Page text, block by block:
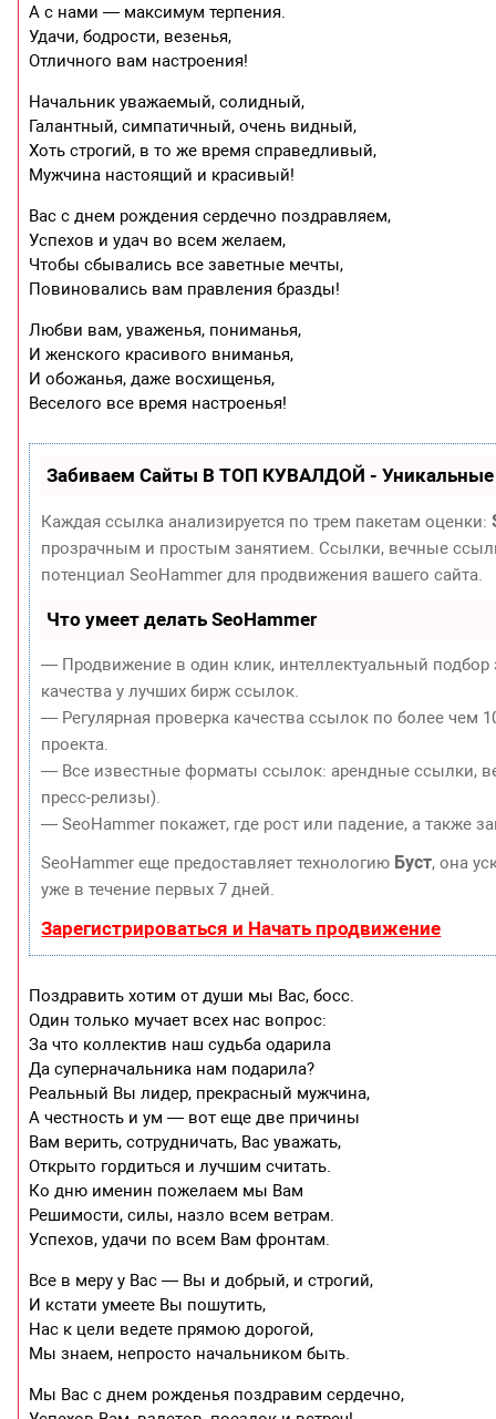
А с нами — максимум терпения.
Удачи, бодрости, везенья,
Отличного вам настроения!
Начальник уважаемый, солидный,
Галантный, симпатичный, очень видный,
Хоть строгий, в то же время справедливый,
Мужчина настоящий и красивый!
Вас с днем рождения сердечно поздравляем,
Успехов и удач во всем желаем,
Чтобы сбывались все заветные мечты,
Повиновались вам правления бразды!
Любви вам, уваженья, пониманья,
И женского красивого вниманья,
И обожанья, даже восхищенья,
Веселого все время настроенья!
Забиваем Сайты В ТОП КУВАЛДОЙ - Уникальные
Каждая ссылка анализируется по трем пакетам оценки:
прозрачным и простым занятием. Ссылки, вечные
потенциал SeoHammer для продвижения вашего сайта.
Что умеет делать SeoHammer
— Продвижение в один клик, интеллектуальный
качества у лучших бирж ссылок.
— Регулярная проверка качества ссылок по более чем
проекта.
— Все известные форматы ссылок: арендные ссылки,
пресс-релизы).
— SeoHammer покажет, где рост или падение, а также
SeoHammer еще предоставляет технологию Буст, она
уже в течение первых 7 дней.
Зарегистрироваться и Начать продвижение
Поздравить хотим от души мы Вас, босс.
Один только мучает всех нас вопрос:
За что коллектив наш судьба одарила
Да суперначальника нам подарила?
Реальный Вы лидер, прекрасный мужчина,
А честность и ум — вот еще две причины
Вам верить, сотрудничать, Вас уважать,
Открыто гордиться и лучшим считать.
Ко дню именин пожелаем мы Вам
Решимости, силы, назло всем ветрам.
Успехов, удачи по всем Вам фронтам.
Все в меру у Вас — Вы и добрый, и строгий,
И кстати умеете Вы пошутить,
Нас к цели ведете прямою дорогой,
Мы знаем, непросто начальником быть.
Мы Вас с днем рожденья поздравим сердечно,